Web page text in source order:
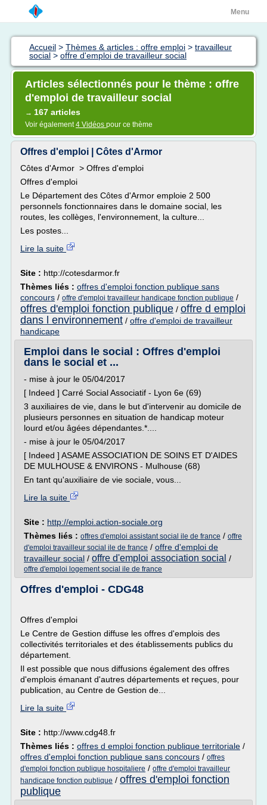
Menu
Accueil > Thèmes & articles : offre emploi > travailleur
social > offre d'emploi de travailleur social
Articles sélectionnés pour le thème : offre
d'emploi de travailleur social
→ 167 articles
Voir également4 Vidéos pour ce thème
Offres d'emploi | Côtes d'Armor
Côtes d'Armor > Offres d'emploi
Offres d'emploi
Le Département des Côtes d'Armor emploie 2 500
personnels fonctionnaires dans le domaine social, les
routes, les collèges, l'environnement, la culture...
Les postes...
Lire la suite
Site : http://cotesdarmor.fr
Thèmes liés : offres d'emploi fonction publique sans
concours / offre d'emploi travailleur handicape fonction publique /
offres d'emploi fonction publique / offre d emploi
dans l environnement / offre d'emploi de travailleur
handicape
Emploi dans le social : Offres d'emploi
dans le social et ...
- mise à jour le 05/04/2017
[ Indeed ] Carré Social Associatif - Lyon 6e (69)
3 auxiliaires de vie, dans le but d'intervenir au domicile de
plusieurs personnes en situation de handicap moteur
lourd et/ou âgées dépendantes.*....
- mise à jour le 05/04/2017
[ Indeed ] ASAME ASSOCIATION DE SOINS ET D'AIDES
DE MULHOUSE & ENVIRONS - Mulhouse (68)
En tant qu'auxiliaire de vie sociale, vous...
Lire la suite
Site : http://emploi.action-sociale.org
Thèmes liés : offres d'emploi assistant social ile de france / offre
d'emploi travailleur social ile de france / offre d'emploi de
travailleur social / offre d'emploi association social /
offre d'emploi logement social ile de france
Offres d'emploi - CDG48
Offres d'emploi
Le Centre de Gestion diffuse les offres d'emplois des
collectivités territoriales et des établissements publics du
département.
Il est possible que nous diffusions également des offres
d'emplois émanant d'autres départements et reçues, pour
publication, au Centre de Gestion de...
Lire la suite
Site : http://www.cdg48.fr
Thèmes liés : offres d emploi fonction publique territoriale /
offres d'emploi fonction publique sans concours / offres
d'emploi fonction publique hospitaliere / offre d'emploi travailleur
handicape fonction publique / offres d'emploi fonction
publique